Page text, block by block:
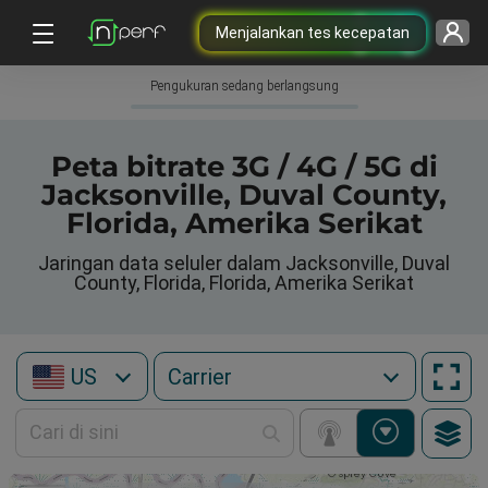
Menjalankan tes kecepatan
Pengukuran sedang berlangsung
Peta bitrate 3G / 4G / 5G di
Jacksonville, Duval County,
Florida, Amerika Serikat
Jaringan data seluler dalam Jacksonville, Duval
County, Florida, Florida, Amerika Serikat
US